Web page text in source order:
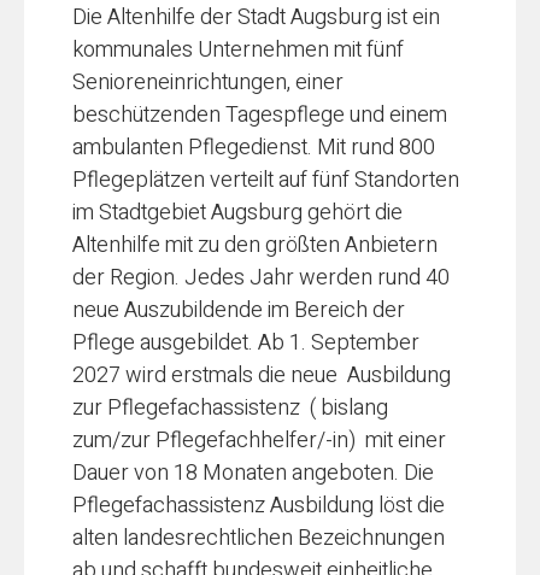
Die Altenhilfe der Stadt Augsburg ist ein
kommunales Unternehmen mit fünf
Senioreneinrichtungen, einer
beschützenden Tagespflege und einem
ambulanten Pflegedienst. Mit rund 800
Pflegeplätzen verteilt auf fünf Standorten
im Stadtgebiet Augsburg gehört die
Altenhilfe mit zu den größten Anbietern
der Region. Jedes Jahr werden rund 40
neue Auszubildende im Bereich der
Pflege ausgebildet. Ab 1. September
2027 wird erstmals die neue Ausbildung
zur Pflegefachassistenz ( bislang
zum/zur Pflegefachhelfer/-in) mit einer
Dauer von 18 Monaten angeboten. Die
Pflegefachassistenz Ausbildung löst die
alten landesrechtlichen Bezeichnungen